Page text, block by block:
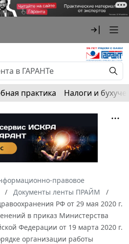
практика Налоги и
правовое
Документы ленты ПРАЙМ
РФ от 29 мая 2020 г.
в приказ Министерства
Федерации от 19 марта 2020 г.
организации работы